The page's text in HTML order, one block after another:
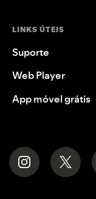
LINKS ÚTEIS
Suporte
Web Player
App móvel grátis